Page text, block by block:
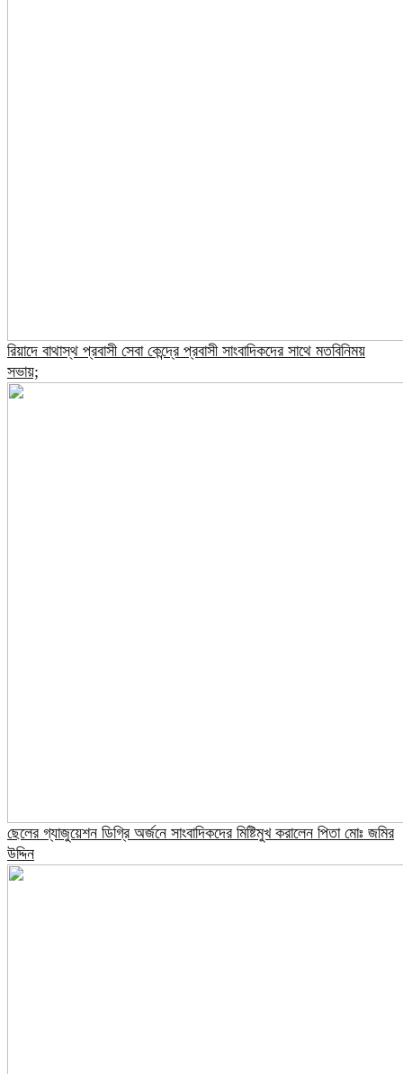
রিয়াদে বাথাস্থ প্রবাসী সেবা কেন্দ্রে প্রবাসী সাংবাদিকদের সাথে মতবিনিময়
সভায়;
ছেলের গ্যাজুয়েশন ডিগ্রি অর্জনে সাংবাদিকদের মিষ্টিমুখ করালেন পিতা মোঃ জমির
উদ্দিন